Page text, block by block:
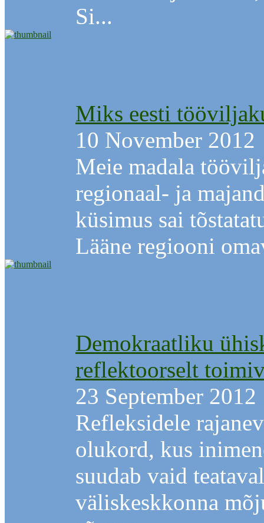
Si...
Miks eesti
10 November 2012
Meie madala
regionaal- ja
küsimus sai
Lääne regiooni
Demokraatliku
reflektoorselt
23 September 2012
Refleksidele
olukord, kus
suudab vaid
väliskeskkonna